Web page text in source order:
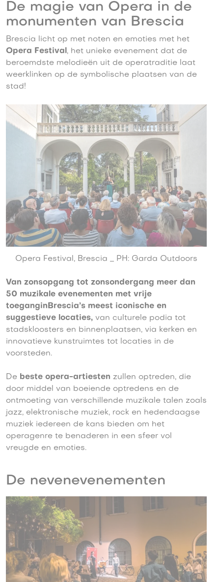
De magie van Opera in de
monumenten van Brescia
Brescia licht op met noten en emoties met het
Opera Festival, het unieke evenement dat de
beroemdste melodieën uit de operatraditie laat
weerklinken op de symbolische plaatsen van de
stad!
Opera Festival, Brescia _ PH: Garda Outdoors
Van zonsopgang tot zonsondergang meer dan
50 muzikale evenementen met vrije
toeganginBrescia’s meest iconische en
suggestieve locaties, van culturele podia tot
stadskloosters en binnenplaatsen, via kerken en
innovatieve kunstruimtes tot locaties in de
voorsteden.
De beste opera-artiesten zullen optreden, die
door middel van boeiende optredens en de
ontmoeting van verschillende muzikale talen zoals
jazz, elektronische muziek, rock en hedendaagse
muziek iedereen de kans bieden om het
operagenre te benaderen in een sfeer vol
vreugde en emoties.
De nevenevenementen